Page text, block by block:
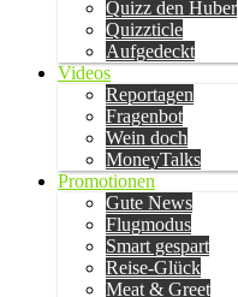
Quizz den Huber
Quizzticle
Aufgedeckt
Videos
Reportagen
Fragenbot
Wein doch
MoneyTalks
Promotionen
Gute News
Flugmodus
Smart gespart
Reise-Glück
Meat & Greet